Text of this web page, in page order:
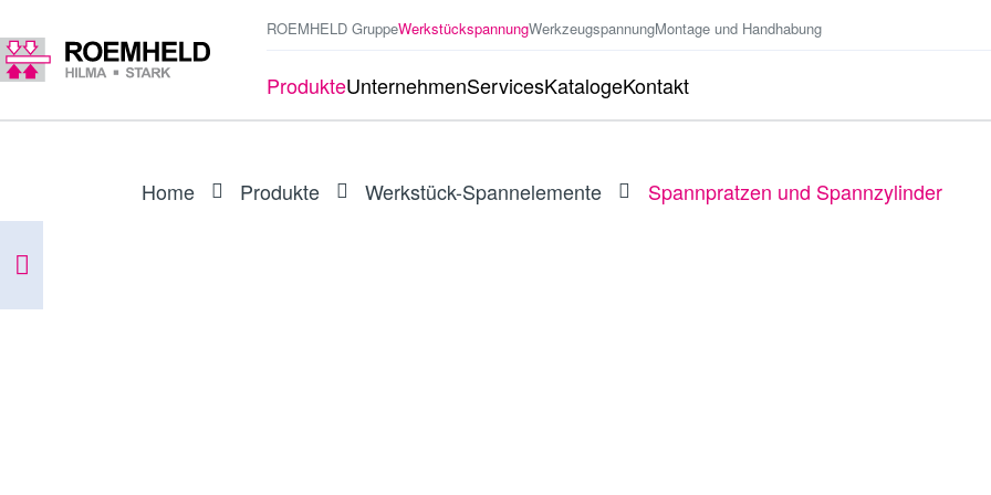
ROEMHELD GruppeWerkstückspannungWerkzeugspannungMontage und Handhabung
ProdukteUnternehmenServicesKatalogeKontakt
Home Produkte Werkstück-Spannelemente Spannpratzen und Spannzylinder